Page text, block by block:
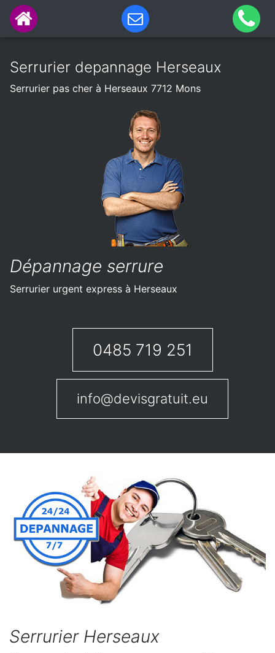
Serrurier depannage Herseaux
Serrurier pas cher à Herseaux 7712 Mons
Dépannage serrure
Serrurier urgent express à Herseaux
0485 719 251
info@devisgratuit.eu
Serrurier Herseaux